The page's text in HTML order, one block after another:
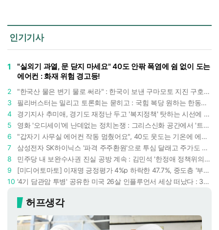
인기기사
1
"실외기 과열, 문 닫지 마세요" 40도 안팎 폭염에 쉼 없이 도는
에어컨 : 화재 위험 경고등!
2
"한국산 물은 변기 물로 써라" : 한국이 보낸 구마모토 지진 구호품에 한 일본인의 '어처구니 없는' 반응
3
필리버스터는 밀리고 토론회는 묻히고 : 국힘 복당 원하는 한동훈, '검사 정치'의 한계만 드러내나
4
경기지사 추미애, 경기도 재정난 두고 '복지정책' 탓하는 시선에 정면 반박 : "고령자와 아이 인구 급증"
5
영화 '오디세이'에 난데없는 정치논쟁 : 그리스신화 공간에서 '트럼프 전쟁의 참혹함'이 보인다
6
"갑자기 사무실 에어컨 작동 멈췄어요", 40도 웃도는 기온에 에어컨도 숨이 찬다
7
삼성전자 SK하이닉스 '파격 주주환원'으로 투심 달래고 주가도 받칠까, 100조 넘는 추가 배당 재원에 쏠리는 눈
8
민주당 내 보완수사권 진실 공방 계속 : 김민석 '한정애 정책위의장' 발언 근거로 내세우자 사무총장 지낸 조승래 반박
9
[미디어토마토] 이재명 긍정평가 4%p 하락한 47.7%, 중도층 '부정 49.7% vs 긍정 42.9%'
10
'4기 담관암 투병' 공유한 미국 26살 인플루언서 세상 떠났다 : 3년간 보여준 희망과 용기
허프생각